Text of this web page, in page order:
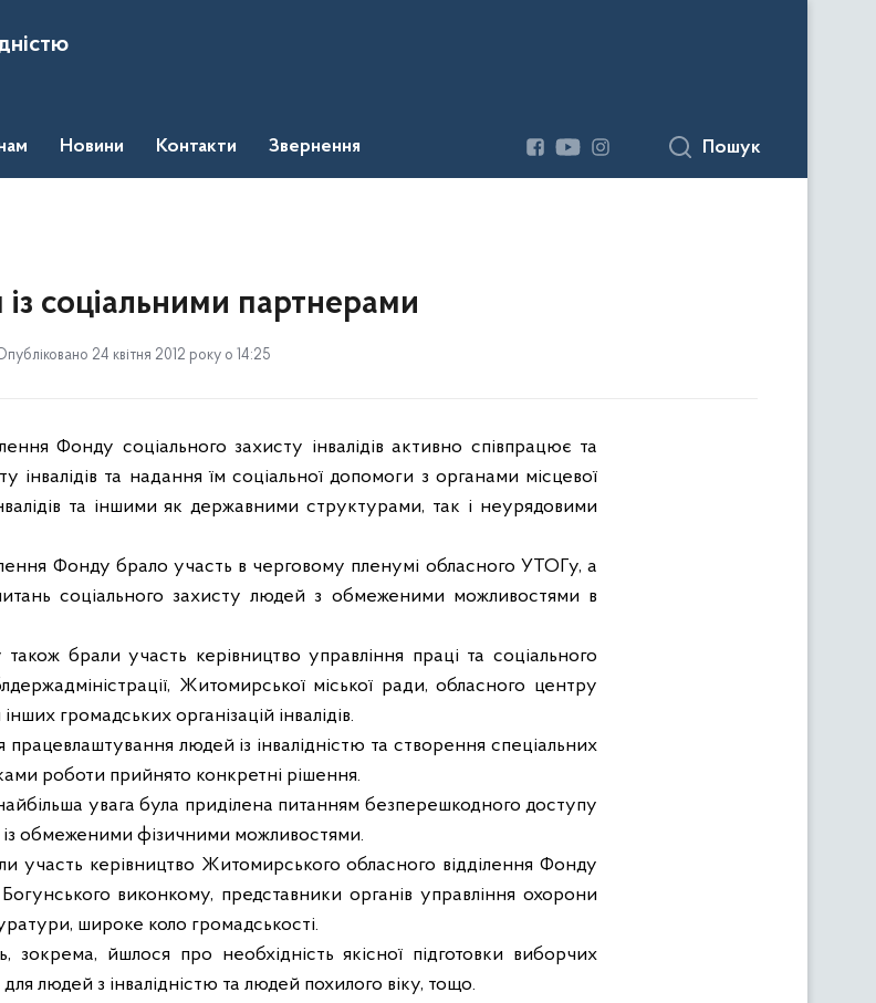
Новини Контакти Звернення Пошук
соціальними партнерами
24 квітня 2012 року о 14:25
Фонду соціального захисту інвалідів активно співпрацює та
інвалідів та надання їм соціальної допомоги з органами місцевої
та іншими як державними структурами, так і неурядовими
Фонду брало участь в черговому пленумі обласного УТОГу, а
соціального захисту людей з обмеженими можливостями в
брали участь керівництво управління праці та соціального
Житомирської міської ради, обласного центру
громадських організацій інвалідів.
людей із інвалідністю та створення спеціальних
роботи прийнято конкретні рішення.
увага була приділена питанням безперешкодного доступу
із обмеженими фізичними можливостями.
участь керівництво Житомирського обласного відділення Фонду
Богунського виконкому, представники органів управління охорони
широке коло громадськості.
зокрема, йшлося про необхідність якісної підготовки виборчих
для людей з інвалідністю та людей похилого віку, тощо.